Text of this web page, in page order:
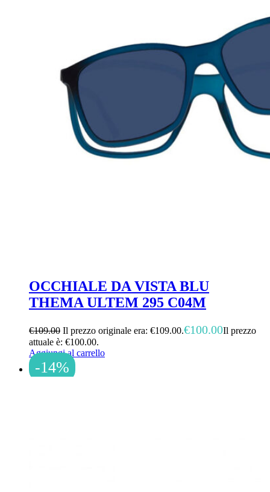
OCCHIALE DA VISTA BLU
THEMA ULTEM 295 C04M
€109.00 Il prezzo originale era: €109.00.€100.00Il prezzo
attuale è: €100.00.
Aggiungi al carrello
-14%